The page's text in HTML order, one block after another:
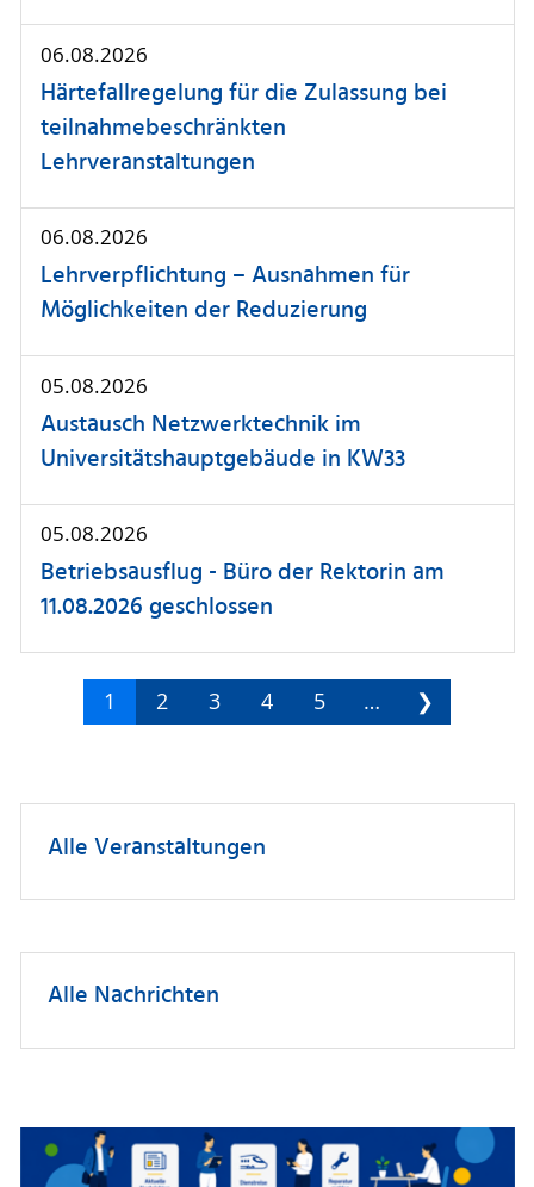
06.08.2026
Härtefallregelung für die Zulassung bei
teilnahmebeschränkten
Lehrveranstaltungen
06.08.2026
Lehrverpflichtung – Ausnahmen für
Möglichkeiten der Reduzierung
05.08.2026
Austausch Netzwerktechnik im
Universitätshauptgebäude in KW33
05.08.2026
Betriebsausflug - Büro der Rektorin am
11.08.2026 geschlossen
1 2 3 4 5 … ❯
Alle Veranstaltungen
Alle Nachrichten